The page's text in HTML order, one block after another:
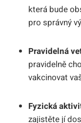
která bude
pro správný
Pravidelná
pravidelně
vakcinovat
Fyzická
zajistěte jí